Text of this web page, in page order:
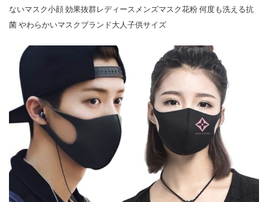
ないマスク小顔 効果抜群レディースメンズマスク花粉 何度も洗える抗
菌 やわらかいマスクブランド大人子供サイズ